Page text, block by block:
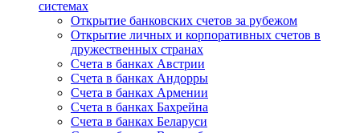
системах
Открытие банковских счетов за рубежом
Открытие личных и корпоративных счетов в
дружественных странах
Счета в банках Австрии
Счета в банках Андорры
Счета в банках Армении
Счета в банках Бахрейна
Счета в банках Беларуси